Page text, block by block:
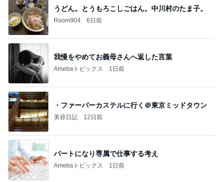
うどん。とうもろこしごはん。中川村のたま子。
Room904 6日前
我慢をやめてお義母さんへ返した言葉
Amebaトピックス 1日前
・ファーバーカステルに行く＠東京ミッドタウン
美容日記 12日前
パートになり専属で仕事する考え
Amebaトピックス 1日前